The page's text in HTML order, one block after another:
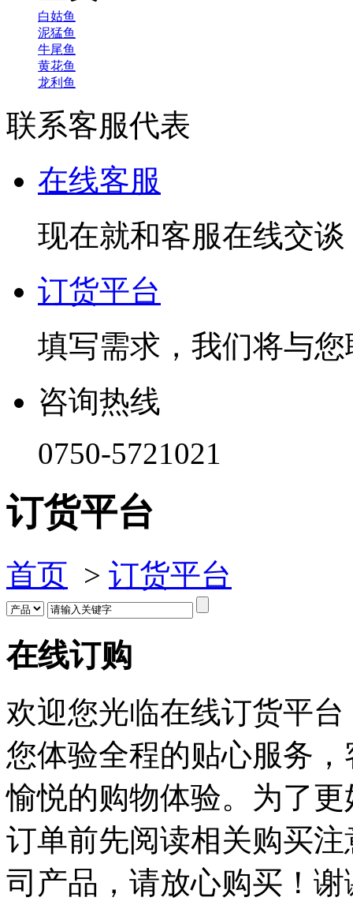
白姑鱼
泥猛鱼
牛尾鱼
黄花鱼
龙利鱼
联系客服代表
在线客服
现在就和客服在线交谈
订货平台
填写需求，我们将与您
咨询热线
0750-5721021
订货平台
首页 > 订货平台
在线订购
欢迎您光临在线订货平
您体验全程的贴心服务
愉悦的购物体验。为了
订单前先阅读相关购买
司产品，请放心购买！谢